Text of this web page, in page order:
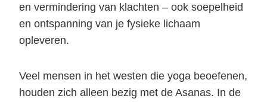
en vermindering van klachten – ook soepelheid
en ontspanning van je fysieke lichaam
opleveren.
Veel mensen in het westen die yoga beoefenen,
houden zich alleen bezig met de Asanas. In de